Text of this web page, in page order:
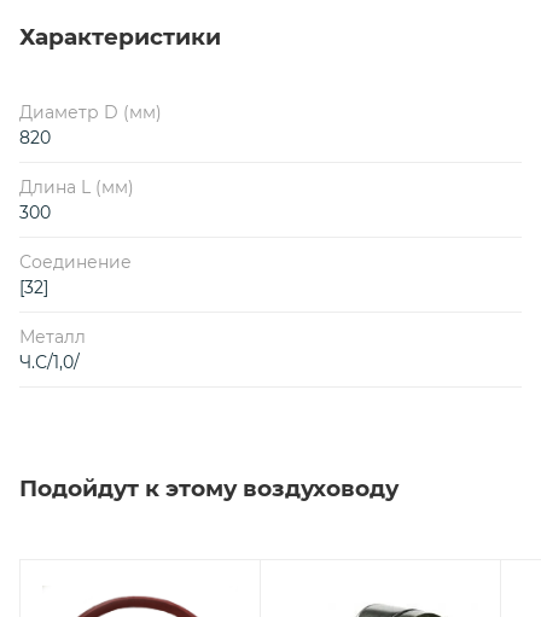
Характеристики
Диаметр D (мм)
820
Длина L (мм)
300
Соединение
[32]
Металл
Ч.С/1,0/
Подойдут к этому воздуховоду